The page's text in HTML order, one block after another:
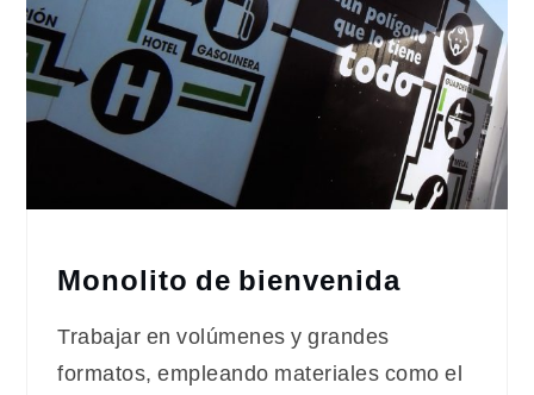
Monolito de bienvenida
Trabajar en volúmenes y grandes
formatos, empleando materiales como el